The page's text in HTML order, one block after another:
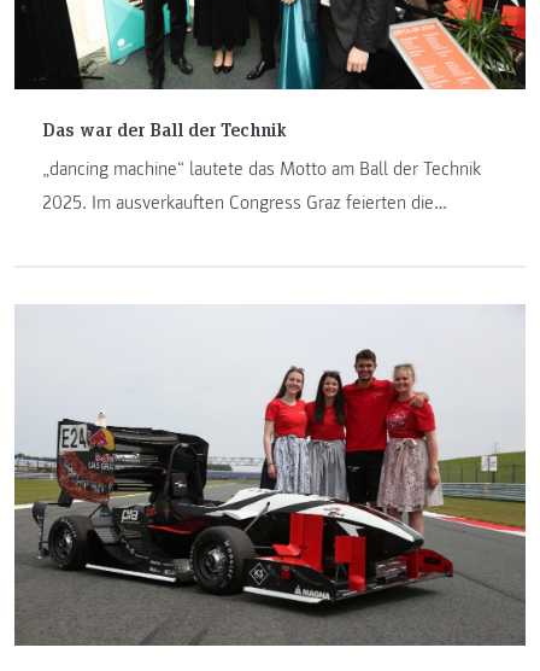
Das war der Ball der Technik
„dancing machine“ lautete das Motto am Ball der Technik
2025. Im ausverkauften Congress Graz feierten die